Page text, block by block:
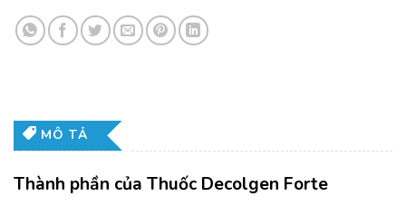
MÔ TẢ
Thành phần của Thuốc Decolgen Forte